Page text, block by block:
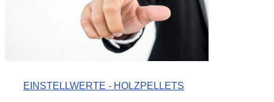
EINSTELLWERTE - HOLZPELLETS